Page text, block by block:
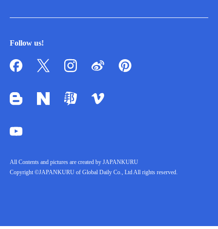
Follow us!
All Contents and pictures are created by JAPANKURU
Copyright ©JAPANKURU of Global Daily Co., Ltd All rights reserved.